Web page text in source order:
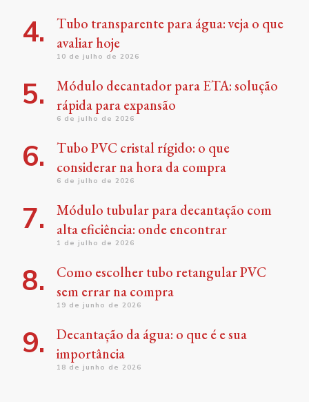
Tubo transparente para água: veja o que
avaliar hoje
10 de julho de 2026
Módulo decantador para ETA: solução
rápida para expansão
6 de julho de 2026
Tubo PVC cristal rígido: o que
considerar na hora da compra
6 de julho de 2026
Módulo tubular para decantação com
alta eficiência: onde encontrar
1 de julho de 2026
Como escolher tubo retangular PVC
sem errar na compra
19 de junho de 2026
Decantação da água: o que é e sua
importância
18 de junho de 2026